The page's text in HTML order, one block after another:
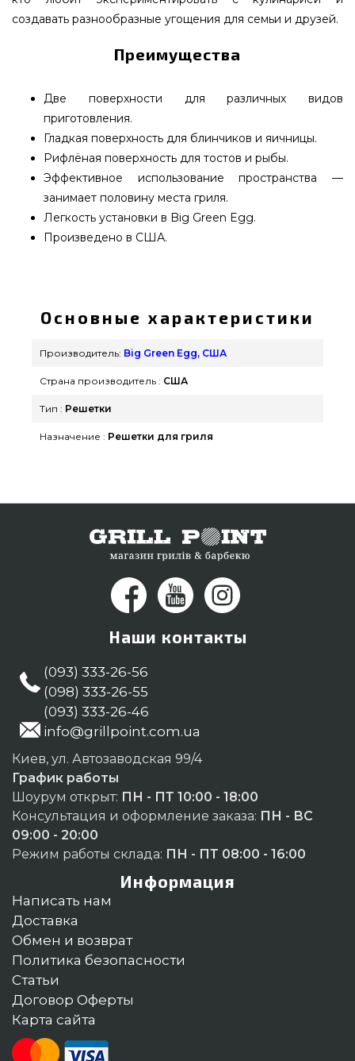
создавать разнообразные угощения для семьи и друзей.
Преимущества
Две поверхности для различных видов
приготовления.
Гладкая поверхность для блинчиков и яичницы.
Рифлёная поверхность для тостов и рыбы.
Эффективное использование пространства —
занимает половину места гриля.
Легкость установки в Big Green Egg.
Произведено в США.
производителя Big Green Egg, США по
актуальной стоимости всего 4 290 грн. в
каталоге брендовых грилей GrillPoint. Самые
grillpoint.com.ua Напишите прямо сейчас нашим
менеджерам на телефонный номер (098) 333-26-
Основные характеристики
Производитель: Big Green Egg, США
Страна производитель : США
Тип : Решетки
Назначение : Решетки для гриля
Наши контакты
(093) 333-26-56
(098) 333-26-55
(093) 333-26-46
info@grillpoint.com.ua
Киев, ул. Автозаводская 99/4
График работы
Шоурум открыт: ПН - ПТ 10:00 - 18:00
Консультация и оформление заказа: ПН - ВС
09:00 - 20:00
Режим работы склада: ПН - ПТ 08:00 - 16:00
Информация
Написать нам
Доставка
Обмен и возврат
Политика безопасности
Статьи
Договор Оферты
Карта сайта